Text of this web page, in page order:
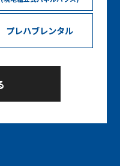
プレハブレンタル